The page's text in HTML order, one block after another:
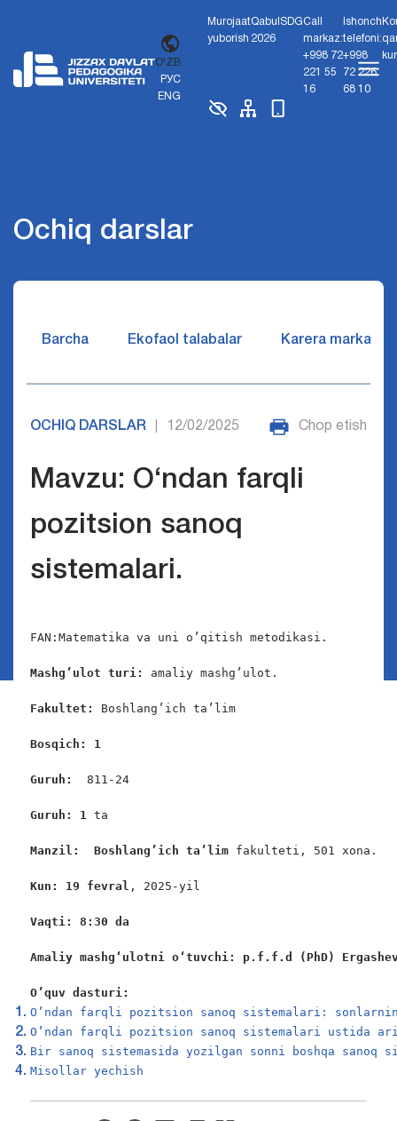
O'ZB
РУС
ENG
Murojaat
yuborish
Qabul
2026
SDGCall
markaz:
+998 72
221 55
16
Ishonch
telefoni:
+998
72 226
68 10
Ochiq darslar
Barcha Ekofaol talabalar Karera markazi
OCHIQ DARSLAR 12/02/2025 Chop etish
Mavzu: O‘ndan farqli
pozitsion sanoq
sistemalari.
FAN:Matematika va uni o’qitish metodikasi.
Mashg’ulot turi: amaliy mashg’ulot.
Fakultet: Boshlang’ich ta’lim
Bosqich: 1
Guruh: 811-24
Guruh: 1 ta
Manzil:  Boshlang’ich ta’lim fakulteti, 501 xona.
Kun: 19 fevral , 2025-yil
Vaqti: 8:30 da
Amaliy mashgʻulotni oʻtuvchi: p.f.f.d (PhD)
O’quv dasturi:
O’ndan farqli pozitsion sanoq sistеmalari:
O’ndan farqli pozitsion sanoq sistеmalari ustida
Bir sanoq sistemasida yozilgan sonni boshqa sanoq
Misollar yechish